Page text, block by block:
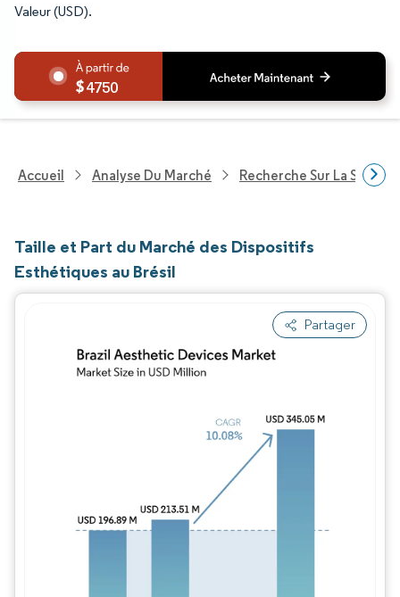
Valeur (USD).
4750
Accueil Analyse Du Marché Recherche Sur La Santé
Taille et Part du Marché des Dispositifs
Esthétiques au Brésil
Partager